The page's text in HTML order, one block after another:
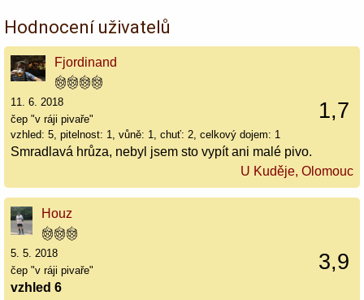
Hodnocení uživatelů
Fjordinand
1,7
11. 6. 2018
čep "v ráji pivaře"
vzhled: 5, pitelnost: 1, vůně: 1, chuť: 2, celkový dojem: 1
Smradlavá hrůza, nebyl jsem sto vypít ani malé pivo.
U Kuděje, Olomouc
Houz
3,9
5. 5. 2018
čep "v ráji pivaře"
vzhled 6